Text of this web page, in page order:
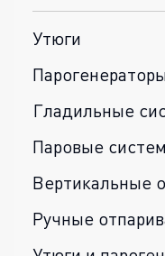
Утюги
Гладильные
Паровые
Вертикальные
Ручные